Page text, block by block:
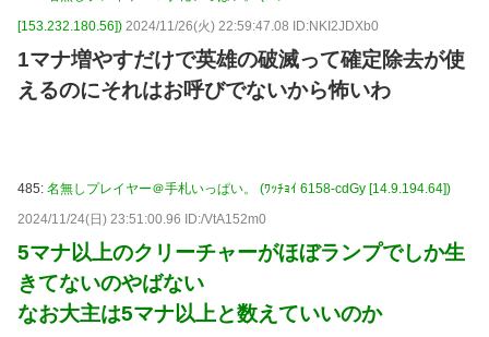
[153.232.180.56]) 2024/11/26(火) 22:59:47.08 ID:NKI2JDXb0
1マナ増やすだけで英雄の破滅って確定除去が使
えるのにそれはお呼びでないから怖いわ
485: 名無しプレイヤー＠手札いっぱい。 (ﾜｯﾁｮｲ 6158-cdGy [14.9.194.64])
2024/11/24(日) 23:51:00.96 ID:/VtA152m0
5マナ以上のクリーチャーがほぼランプでしか生
きてないのやばない
なお大主は5マナ以上と数えていいのか